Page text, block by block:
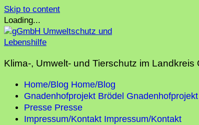
Skip to content
Loading...
Klima-, Umwelt- und Tierschutz im Landkreis
Home/Blog Home/Blog
Gnadenhofprojekt Brödel Gnadenhofprojekt
Presse Presse
Impressum/Kontakt Impressum/Kontakt